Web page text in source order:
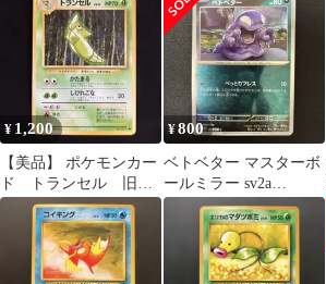
¥ 1,200
【美品】 ポケモンカー
ド トランセル 旧
裏 未使用
¥800
ベトベター マスターボ
ールミラー sv2a
088/165